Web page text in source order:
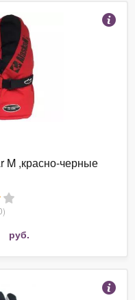
M ,красно-черные
руб.